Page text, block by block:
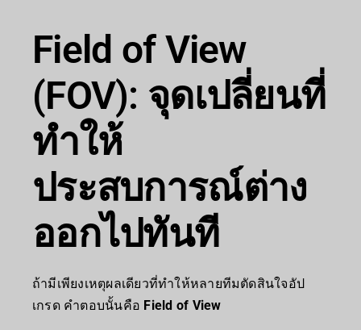
Field of View
(FOV): จุดเปลี่ยนที่
ทำให้
ประสบการณ์ต่าง
ออกไปทันที
ถ้ามีเพียงเหตุผลเดียวที่ทำให้หลายทีมตัดสินใจอัป
เกรด คำตอบนั้นคือ Field of View